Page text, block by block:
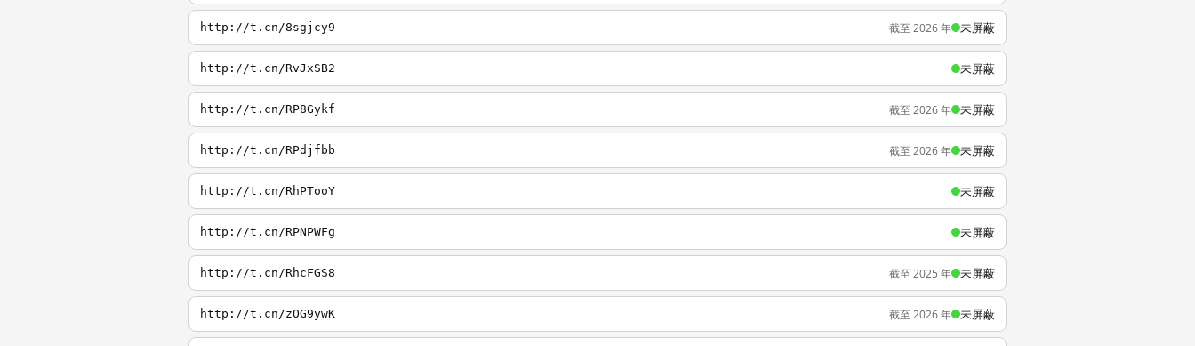
http://t.cn/8sgjcy9 截至 2026 年 未屏蔽
http://t.cn/RvJxSB2 未屏蔽
http://t.cn/RP8Gykf 截至 2026 年 未屏蔽
http://t.cn/RPdjfbb 截至 2026 年 未屏蔽
http://t.cn/RhPTooY 未屏蔽
http://t.cn/RPNPWFg 未屏蔽
http://t.cn/RhcFGS8 截至 2025 年 未屏蔽
http://t.cn/zOG9ywK 截至 2026 年 未屏蔽